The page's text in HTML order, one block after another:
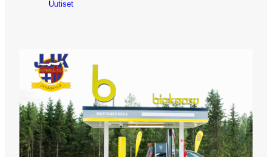
Uutiset